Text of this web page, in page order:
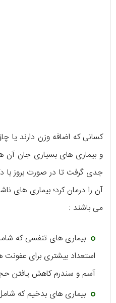
کسانی که اضافه وزن دارند
و بیماری های بسیاری جان آن
جدی گرفت تا در صورت بروز با
آن را درمان کرد؛ بیماری های
می باشند :
بیماری های تنفسی که
استعداد بیشتری برای عفونت
آسم و سندرم کاهش یافتن
بیماری های بدخیم که